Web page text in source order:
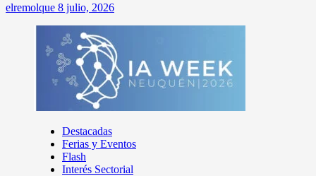
elremolque 8 julio, 2026
Destacadas
Ferias y Eventos
Flash
Interés Sectorial